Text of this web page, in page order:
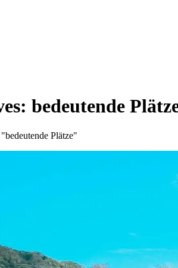
bedeutende
Plätze"